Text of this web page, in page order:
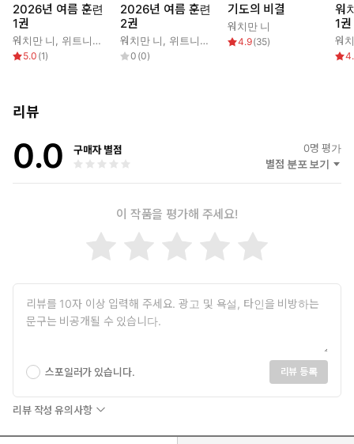
2026년 여름 훈련
1권
워치만 니 위트니스 리
5.0 (1)
2026년 여름 훈련
2권
워치만 니 위트니스 리
0 (0)
기도의 비결
워치만 니
4.9(35)
워
1
생
워
리뷰
0.0 구매자 별점 0명 평가
별점 분포 보기
이 작품을 평가해 주세요!
스포일러가 있습니다. 리뷰 등록
리뷰 작성 유의사항